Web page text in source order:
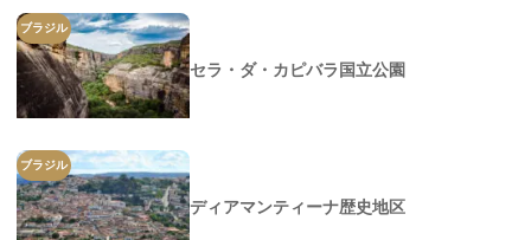
ブラジル
セラ・ダ・カピバラ国立公園
ブラジル
ディアマンティーナ歴史地区